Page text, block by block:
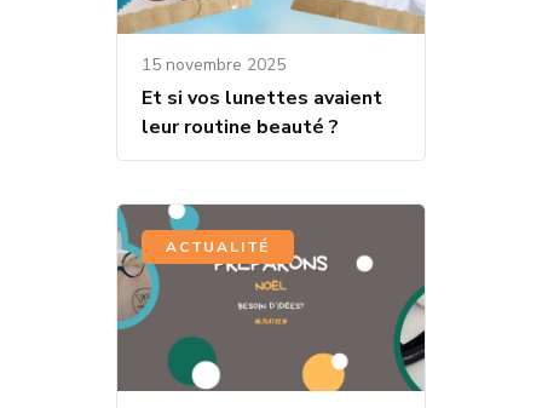
15 novembre 2025
Et si vos lunettes avaient
leur routine beauté ?
ACTUALITÉ